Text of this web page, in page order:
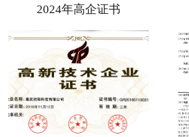
2024年高企证书